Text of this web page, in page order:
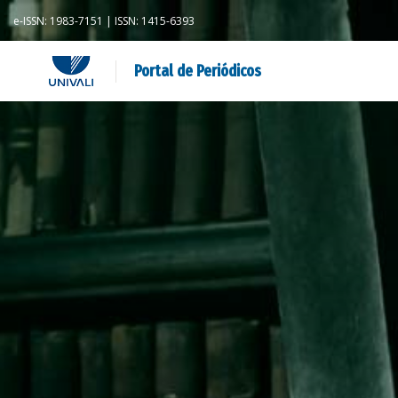
e-ISSN: 1983-7151 | ISSN: 1415-6393
Portal de Periódicos